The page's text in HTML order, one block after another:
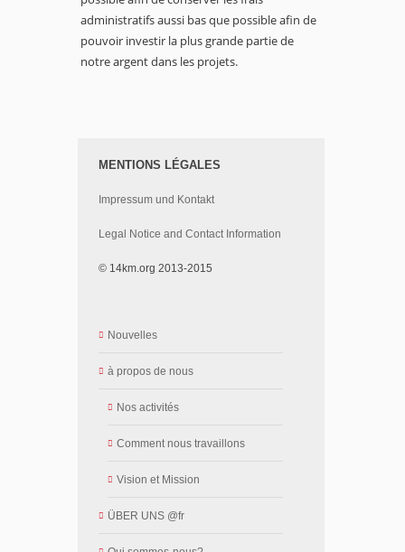
administratifs aussi bas que possible afin de
pouvoir investir la plus grande partie de
notre argent dans les projets.
MENTIONS LÉGALES
Impressum und Kontakt
Legal Notice and Contact Information
© 14km.org 2013-2015
Nouvelles
à propos de nous
Nos activités
Comment nous travaillons
Vision et Mission
ÜBER UNS @fr